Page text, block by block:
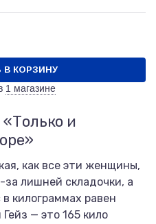
КОРЗИНУ
1 магазине
и
как все эти женщины,
лишней складочки, а
килограммах равен
— это 165 кило